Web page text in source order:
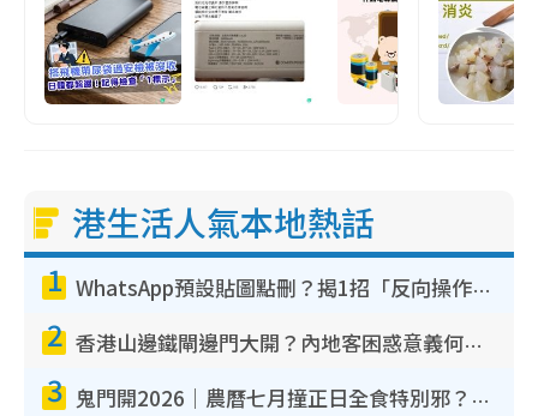
港生活人氣本地熱話
1 WhatsApp預設貼圖點刪？揭1招「反向操作」還原簡潔介面 附3步實測教學
2 香港山邊鐵閘邊門大開？內地客困惑意義何在！網民神回覆：呢種叫法理性防禦
3 鬼門開2026｜農曆七月撞正日全食特別邪？專家警告切忌做一事！揭4大禁忌+2招保平安